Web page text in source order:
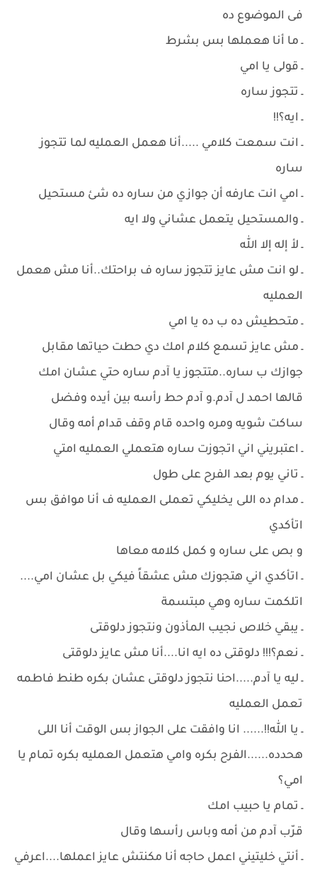
فى الموضوع ده
ـ ما أنا هعملها بس بشرط
ـ قولى يا امي
ـ تتجوز ساره
ـ ايه؟!!
ـ انت سمعت كلامي .....أنا هعمل العمليه لما تتجوز
ساره
ـ امي انت عارفه أن جوازي من ساره ده شئ مستحيل
ـ والمستحيل يتعمل عشاني ولا ايه
ـ لأ إله إلا الله
ـ لو انت مش عايز تتجوز ساره ف براحتك..أنا مش هعمل
العمليه
ـ متحطيش ده ب ده يا امي
ـ مش عايز تسمع كلام امك دي حطت حياتها مقابل
جوازك ب ساره..متتجوز يا آدم ساره حتي عشان امك
قالها احمد ل آدم.و آدم حط رأسه بين أيده وفضل
ساكت شويه ومره واحده قام وقف قدام أمه وقال
ـ اعتبريني اني اتجوزت ساره هتعملي العمليه امتي
ـ تاني يوم بعد الفرح على طول
ـ مدام ده اللى يخليكي تعملى العمليه ف أنا موافق بس
اتأكدي
و بص على ساره و كمل كلامه معاها
ـ اتأكدي اني هتجوزك مش عشقاً فيكي بل عشان امي....
اتلكمت ساره وهي مبتسمة
ـ يبقي خلاص نجيب المأذون ونتجوز دلوقتى
ـ نعم؟!!! دلوقتى ده ايه انا....أنا مش عايز دلوقتى
ـ ليه يا آدم.....احنا نتجوز دلوقتى عشان بكره طنط فاطمه
تعمل العمليه
ـ يا الله!!...... انا وافقت على الجواز بس الوقت أنا اللى
هحدده......الفرح بكره وامي هتعمل العمليه بكره تمام يا
امي؟
ـ تمام يا حبيب امك
قرّب آدم من أمه وباس رأسها وقال
ـ أنتي خليتيني اعمل حاجه أنا مكنتش عايز اعملها....اعرفي